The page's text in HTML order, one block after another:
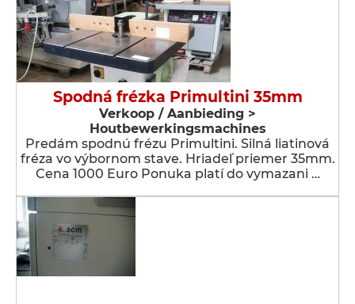
Spodná frézka Primultini 35mm
Verkoop / Aanbieding >
Houtbewerkingsmachines
Predám spodnú frézu Primultini. Silná liatinová
fréza vo výbornom stave. Hriadeľ priemer 35mm.
Cena 1000 Euro Ponuka platí do vymazani …